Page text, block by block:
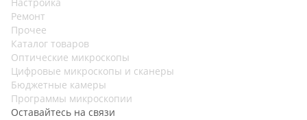
Ремонт
Прочее
Каталог товаров
Оптические микроскопы
Цифровые микроскопы и сканеры
Бюджетные камеры
Программы микроскопии
Оставайтесь на связи